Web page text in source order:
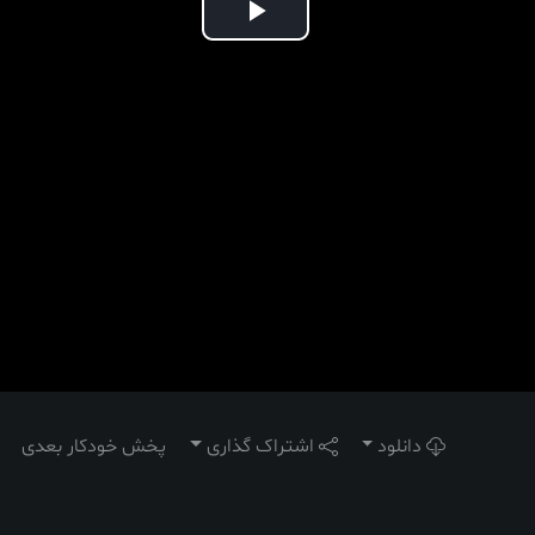
Play
دانلود اشتراک گذاری پخش خودکار بعدی